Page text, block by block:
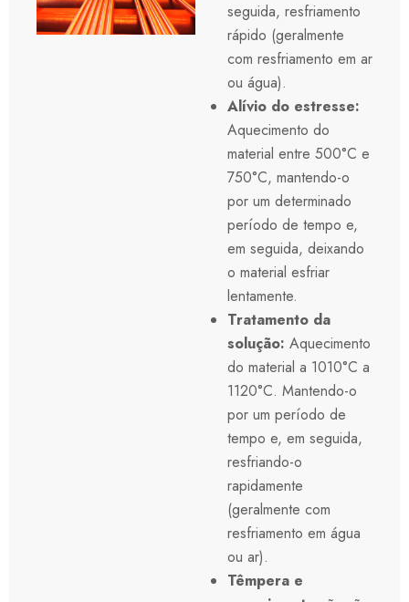
seguida, resfriamento
rápido (geralmente
com resfriamento em ar
ou água).
Alívio do estresse:
Aquecimento do
material entre 500°C e
750°C, mantendo-o
por um determinado
período de tempo e,
em seguida, deixando
o material esfriar
lentamente.
Tratamento da
solução: Aquecimento
do material a 1010°C a
1120°C. Mantendo-o
por um período de
tempo e, em seguida,
resfriando-o
rapidamente
(geralmente com
resfriamento em água
ou ar).
Têmpera e